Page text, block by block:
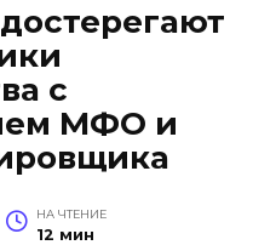
с
МФО и
НА ЧТЕНИЕ
12 мин